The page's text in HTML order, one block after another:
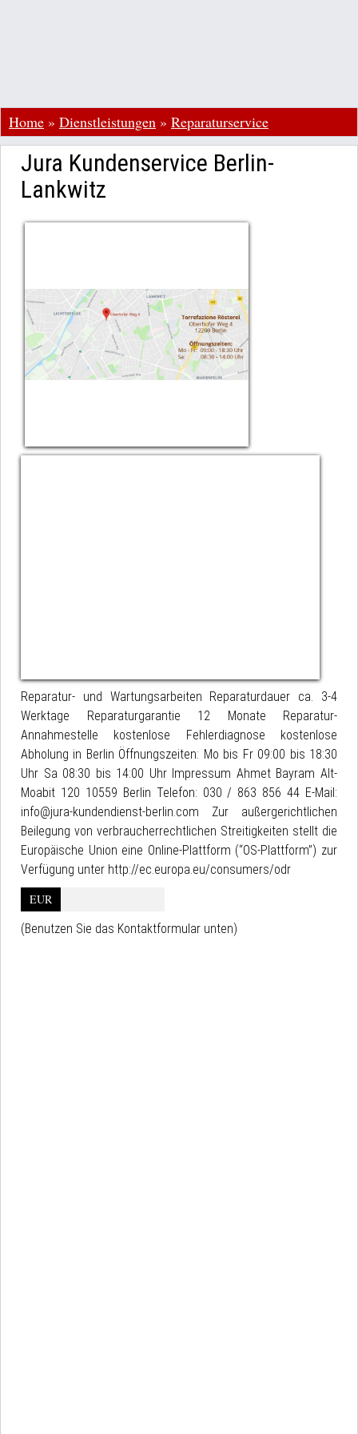
Home » Dienstleistungen » Reparaturservice
Jura Kundenservice Berlin-
Lankwitz
Reparatur- und Wartungsarbeiten Reparaturdauer ca. 3-4
Werktage Reparaturgarantie 12 Monate Reparatur-
Annahmestelle kostenlose Fehlerdiagnose kostenlose
Abholung in Berlin Öffnungszeiten: Mo bis Fr 09:00 bis 18:30
Uhr Sa 08:30 bis 14:00 Uhr Impressum Ahmet Bayram Alt-
Moabit 120 10559 Berlin Telefon: 030 / 863 856 44 E-Mail:
info@jura-kundendienst-berlin.com Zur außergerichtlichen
Beilegung von verbraucherrechtlichen Streitigkeiten stellt die
Europäische Union eine Online-Plattform (“OS-Plattform”) zur
Verfügung unter http://ec.europa.eu/consumers/odr
EUR
(Benutzen Sie das Kontaktformular unten)